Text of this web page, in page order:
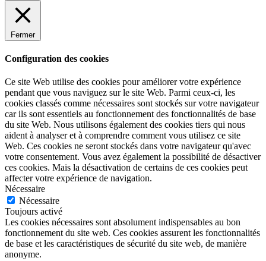
Fermer
Configuration des cookies
Ce site Web utilise des cookies pour améliorer votre expérience
pendant que vous naviguez sur le site Web. Parmi ceux-ci, les
cookies classés comme nécessaires sont stockés sur votre navigateur
car ils sont essentiels au fonctionnement des fonctionnalités de base
du site Web. Nous utilisons également des cookies tiers qui nous
aident à analyser et à comprendre comment vous utilisez ce site
Web. Ces cookies ne seront stockés dans votre navigateur qu'avec
votre consentement. Vous avez également la possibilité de désactiver
ces cookies. Mais la désactivation de certains de ces cookies peut
affecter votre expérience de navigation.
Nécessaire
Nécessaire
Toujours activé
Les cookies nécessaires sont absolument indispensables au bon
fonctionnement du site web. Ces cookies assurent les fonctionnalités
de base et les caractéristiques de sécurité du site web, de manière
anonyme.